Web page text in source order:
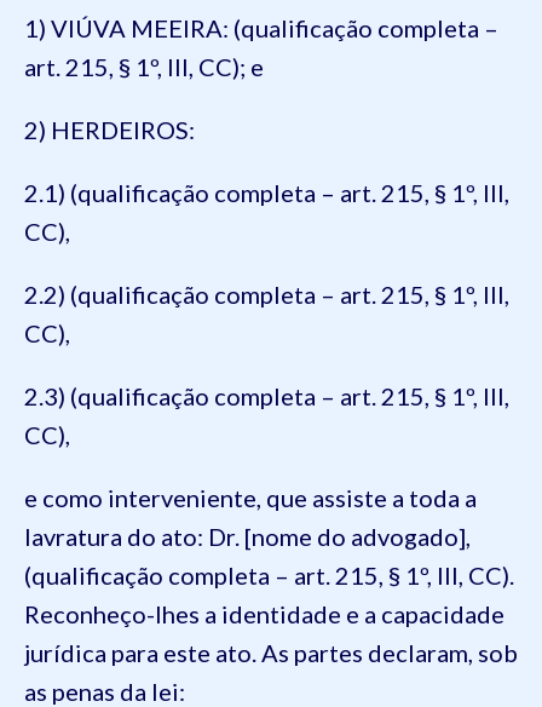
1) VIÚVA MEEIRA: (qualificação completa –
art. 215, § 1º, III, CC); e
2) HERDEIROS:
2.1) (qualificação completa – art. 215, § 1º, III,
CC),
2.2) (qualificação completa – art. 215, § 1º, III,
CC),
2.3) (qualificação completa – art. 215, § 1º, III,
CC),
e como interveniente, que assiste a toda a
lavratura do ato: Dr. [nome do advogado],
(qualificação completa – art. 215, § 1º, III, CC).
Reconheço-lhes a identidade e a capacidade
jurídica para este ato. As partes declaram, sob
as penas da lei: